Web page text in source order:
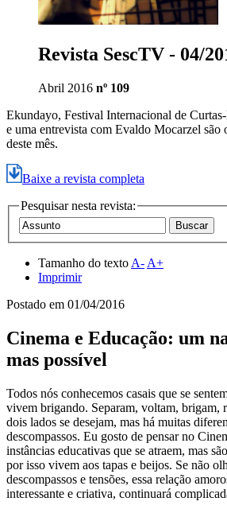
Revista SescTV - 04/
Abril 2016 nº 109
Ekundayo, Festival Internacional de
e uma entrevista com Evaldo Mocarzel são
deste mês.
Baixe a revista completa
Pesquisar nesta revista:
Tamanho do texto A- A+
Imprimir
Postado em 01/04/2016
Cinema e Educação: um
mas possível
Todos nós conhecemos casais que se
vivem brigando. Separam, voltam, brigam,
dois lados se desejam, mas há muitas
descompassos. Eu gosto de pensar no
instâncias educativas que se atraem, mas
por isso vivem aos tapas e beijos. Se não
descompassos e tensões, essa relação
interessante e criativa, continuará